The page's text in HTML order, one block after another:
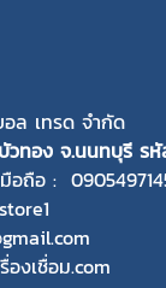
ล เทรด จำกัด
วทอง จ.นนทบุรี รหั
ถือ :
องเชื่อม.com